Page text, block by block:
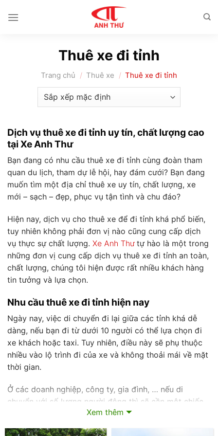
đến
Thuê xe đi tỉnh
Trang chủ / Thuê xe / Thuê xe đi tỉnh
Dịch vụ thuê xe đi tỉnh uy tín, chất lượng cao
tại Xe Anh Thư
Bạn đang có nhu cầu thuê xe đi tỉnh cùng đoàn tham
quan du lịch, tham dự lễ hội, hay đám cưới? Bạn đang
muốn tìm một địa chỉ thuê xe uy tín, chất lượng, xe
mới – sạch – đẹp, phục vụ tận tình và chu đáo?
Hiện nay, dịch vụ cho thuê xe để đi tỉnh khá phổ biến,
tuy nhiên không phải đơn vị nào cũng cung cấp dịch
vụ thực sự chất lượng. Xe Anh Thưtự hào là một trong
những đơn vị cung cấp dịch vụ thuê xe đi tỉnh an toàn,
chất lượng, chúng tôi hiện được rất nhiều khách hàng
tin tưởng và lựa chọn.
Nhu cầu thuê xe đi tỉnh hiện nay
Ngày nay, việc di chuyển đi lại giữa các tỉnh khá dễ
dàng, nếu bạn đi từ dưới 10 người có thể lựa chọn đi
xe khách hoặc taxi. Tuy nhiên, điều này sẽ phụ thuộc
nhiều vào lộ trình đi của xe và không thoải mái về mặt
thời gian.
Ở các doanh nghiệp, công ty, gia đình, … nếu di
chuyển với số lượng người đông thì sẽ cần một chiếc
xe cỡ lớn, không gian rộng rãi hơn. Do đó, nhiều khách
hàng đã tìm đến dịch vụ thuê xe đi tỉnh.
Xem thêm